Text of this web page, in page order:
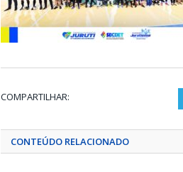
COMPARTILHAR:
CONTEÚDO RELACIONADO